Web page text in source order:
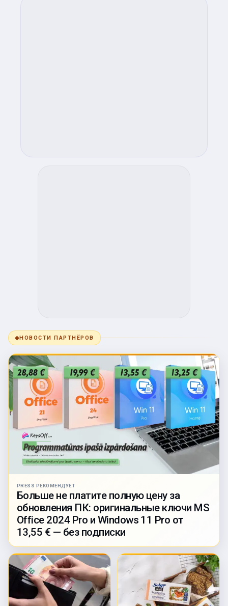
◆НОВОСТИ ПАРТНЁРОВ
PRESS РЕКОМЕНДУЕТ
Больше не платите полную цену за
обновления ПК: оригинальные ключи MS
Office 2024 Pro и Windows 11 Pro от
13,55 € — без подписки